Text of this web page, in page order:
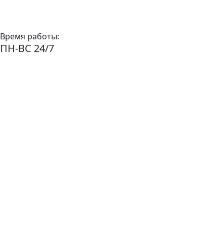
Время работы:
ПН-ВС 24/7